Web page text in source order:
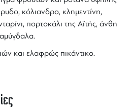
κόλιανδρο, κλημεντίνη,
πορτοκάλι της Αϊτής, άνθη
και ελαφρώς πικάντικο.